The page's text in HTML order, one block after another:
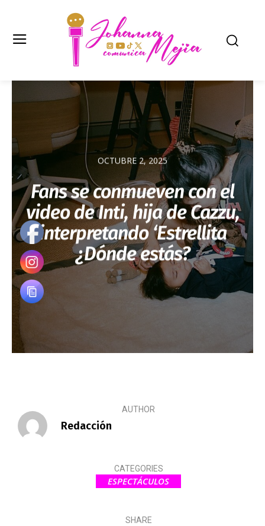
OCTUBRE 2, 2025
Fans se conmueven con el
video de Inti, hija de Cazzu,
interpretando ‘Estrellita
¿Dónde estás?
AUTHOR
Redacción
CATEGORIES
ESPECTÁCULOS
SHARE